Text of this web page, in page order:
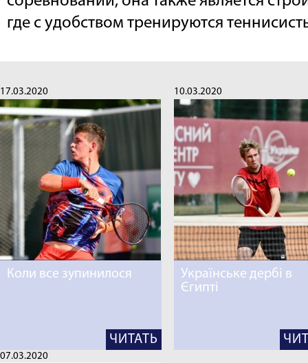
где с удобством тренируются
17.03.2020
Коли все зупинилося
ЧИТАТЬ
10.03.2020
Українське дербі в
Єгипті
07.03.2020